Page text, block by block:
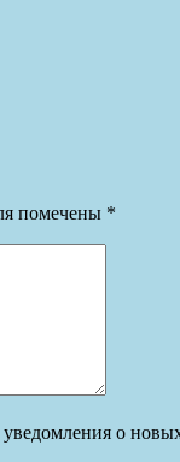
помечены *
о